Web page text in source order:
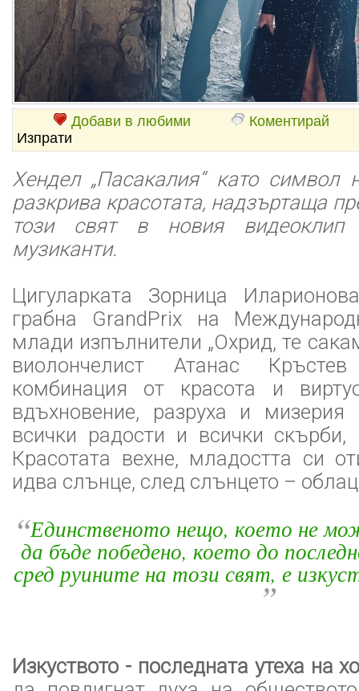
Добави в любими
Коментирай
Изпрати
Хендел „Пасакалия“ като символ
разкрива красотата, надзъртаща
този свят в новия видеоклип
музиканти.
Цигуларката Зорница
грабна GrandPrix на
млади изпълнители „Охрид, те
виолончелист Атанас
комбинация от красота и
вдъхновение, разруха и
всички радости и всички скърби,
Красотата вехне, младостта си
идва слънце, след слънцето –
“Единственото нещо, което не
да бъде победено, което до
сред руините на този свят, е
”
Изкуството - последната утеха на